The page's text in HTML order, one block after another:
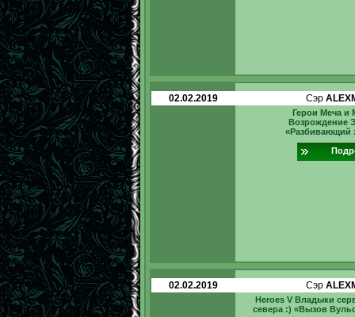
02.02.2019 Сэр
Герои Меча и
Возрождение
«Разбивающий
02.02.2019 Сэр
Heroes V Владыки
севера :) «Вызов